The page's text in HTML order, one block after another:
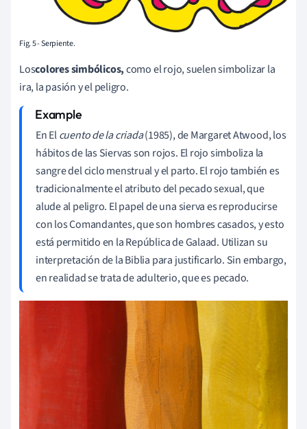
Fig. 5 - Serpiente.
Loscolores simbólicos,como el rojo, suelen simbolizar la
ira, la pasión y el peligro.
En Elcuento de la criada(1985), de Margaret Atwood, los
hábitos de las Siervas son rojos. El rojo simboliza la
sangre del ciclo menstrual y el parto. El rojo también es
tradicionalmente el atributo del pecado sexual, que
alude al peligro. El papel de una sierva es reproducirse
con los Comandantes, que son hombres casados, y esto
está permitido en la República de Galaad. Utilizan su
interpretación de la Biblia para justificarlo. Sin embargo,
en realidad se trata de adulterio, que es pecado.